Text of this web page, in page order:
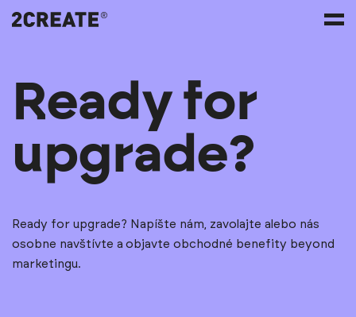
Ready for
upgrade?
Ready for upgrade? Napíšte nám, zavolajte alebo nás
osobne navštívte a objavte obchodné benefity beyond
marketingu.